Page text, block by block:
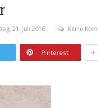
21. Juli 2016 Keine
Pinterest +